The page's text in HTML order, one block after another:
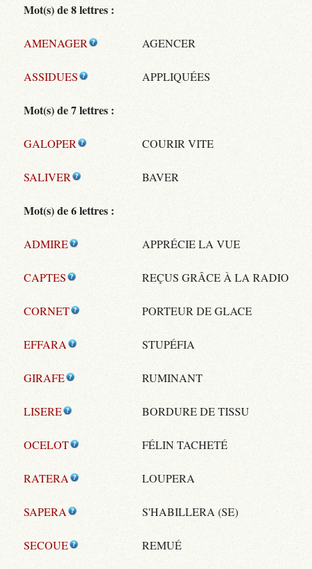
Mot(s) de 8 lettres :
AMENAGER AGENCER
ASSIDUES APPLIQUÉES
Mot(s) de 7 lettres :
GALOPER COURIR VITE
SALIVER BAVER
Mot(s) de 6 lettres :
ADMIRE APPRÉCIE LA VUE
CAPTES REÇUS GRÂCE À LA RADIO
CORNET PORTEUR DE GLACE
EFFARA STUPÉFIA
GIRAFE RUMINANT
LISERE BORDURE DE TISSU
OCELOT FÉLIN TACHETÉ
RATERA LOUPERA
SAPERA S'HABILLERA (SE)
SECOUE REMUÉ